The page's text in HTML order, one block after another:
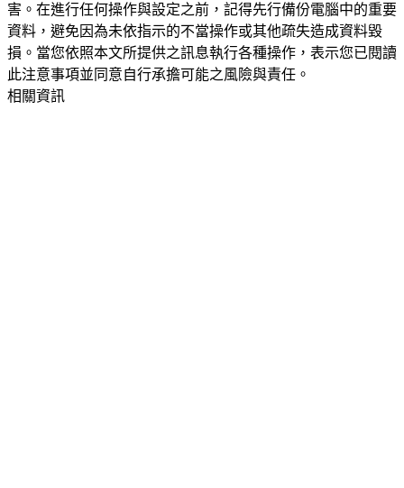
害。在進行任何操作與設定之前，記得先行備份電腦中的重要
資料，避免因為未依指示的不當操作或其他疏失造成資料毀
損。當您依照本文所提供之訊息執行各種操作，表示您已閱讀
此注意事項並同意自行承擔可能之風險與責任。
相關資訊